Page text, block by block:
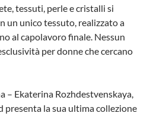
tessuti, perle e cristalli si
un unico tessuto, realizzato a
al capolavoro finale. Nessun
per donne che cercano
– Ekaterina Rozhdestvenskaya,
presenta la sua ultima collezione